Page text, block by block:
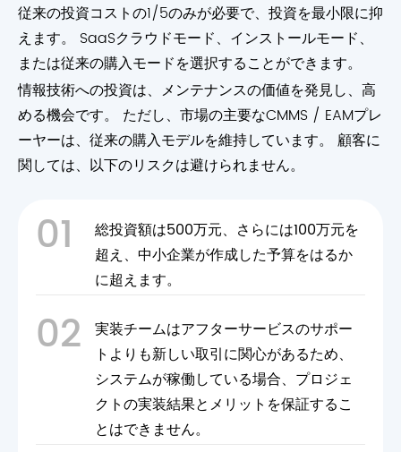
従来の投資コストの1/5のみが必要で、投資を最小限に抑
えます。 SaaSクラウドモード、インストールモード、
または従来の購入モードを選択することができます。
情報技術への投資は、メンテナンスの価値を発見し、高
める機会です。 ただし、市場の主要なCMMS / EAMプレ
ーヤーは、従来の購入モデルを維持しています。 顧客に
関しては、以下のリスクは避けられません。
01
総投資額は500万元、さらには100万元を
超え、中小企業が作成した予算をはるか
に超えます。
02
実装チームはアフターサービスのサポー
トよりも新しい取引に関心があるため、
システムが稼働している場合、プロジェ
クトの実装結果とメリットを保証するこ
とはできません。